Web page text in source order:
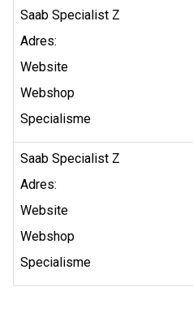
Saab Specialist Z
Adres:
Website
Webshop
Specialisme
Saab Specialist Z
Adres:
Website
Webshop
Specialisme